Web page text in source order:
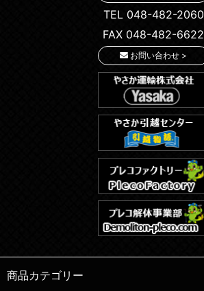
TEL 048-482-2060
FAX 048-482-6622
お問い合わせ >
商品カテゴリー